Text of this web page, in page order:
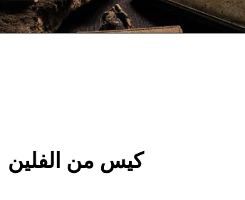
كيس من الفلين